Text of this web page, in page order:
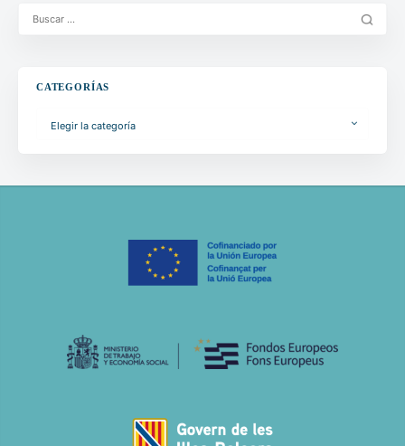
CATEGORÍAS
Elegir la categoría